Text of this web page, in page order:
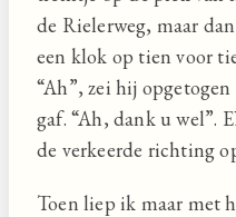
de Rielerweg, maar
een klok op tien voor
“Ah”, zei hij
gaf. “Ah, dank u wel”.
de verkeerde richting
Toen liep ik maar met